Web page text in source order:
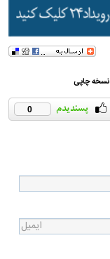
نسخه چاپی
0